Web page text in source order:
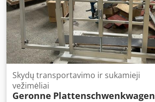
Skydų transportavimo ir sukamieji
vežimėliai
Geronne Plattenschwenkwagen